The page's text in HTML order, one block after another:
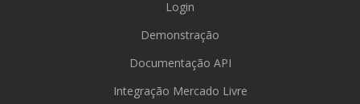
Login
Demonstração
Documentação API
Integração Mercado Livre